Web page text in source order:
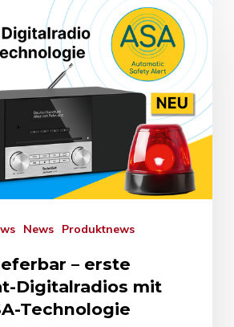
News Produktnews
– erste
Digitalradios mit
Technologie